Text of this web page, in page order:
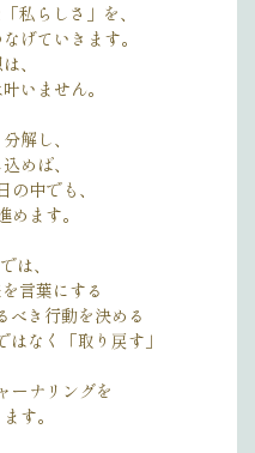
私らしさ」を、
げていきます。
、
いません。
解し、
めば、
の中でも、
めます。
は、
言葉にする
べき行動を決める
なく「取り戻す」
ーナリングを
す。